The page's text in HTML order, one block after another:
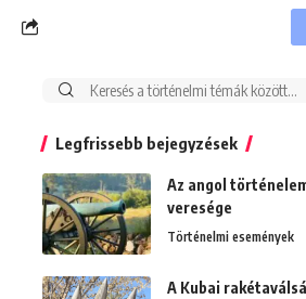
Search
Legfrissebb bejegyzések
Az angol
veresége
Történelmi események
A Kubai